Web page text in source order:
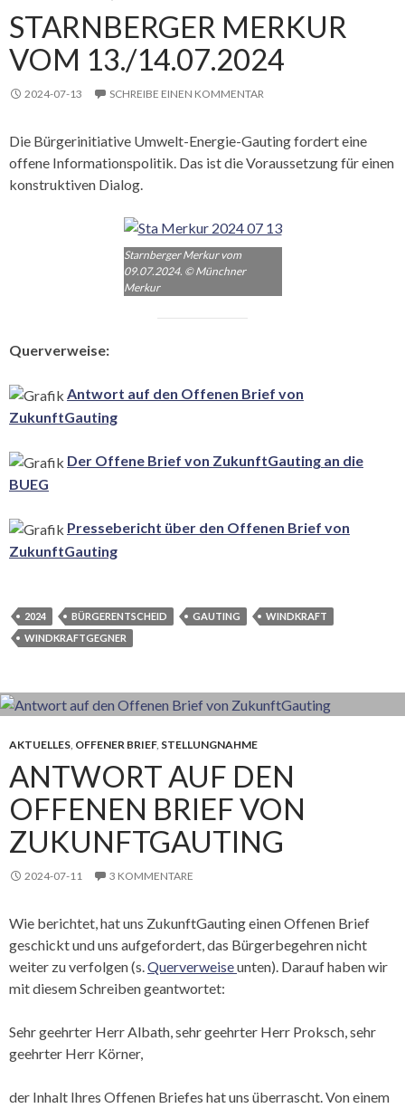
STARNBERGER MERKUR
VOM 13./14.07.2024
2024-07-13 SCHREIBE EINEN KOMMENTAR
Die Bürgerinitiative Umwelt-Energie-Gauting fordert eine
offene Informationspolitik. Das ist die Voraussetzung für einen
konstruktiven Dialog.
Starnberger Merkur vom
09.07.2024. © Münchner
Merkur
Querverweise:
Antwort auf den Offenen Brief von
ZukunftGauting
Der Offene Brief von ZukunftGauting an die
BUEG
Pressebericht über den Offenen Brief von
ZukunftGauting
2024 BÜRGERENTSCHEID GAUTING
WINDKRAFT
WINDKRAFTGEGNER
AKTUELLES OFFENER BRIEF, STELLUNGNAHME
ANTWORT AUF DEN
OFFENEN BRIEF VON
ZUKUNFTGAUTING
2024-07-11 3 KOMMENTARE
Wie berichtet, hat uns ZukunftGauting einen Offenen Brief
geschickt und uns aufgefordert, das Bürgerbegehren nicht
weiter zu verfolgen (s. Querverweiseunten). Darauf haben wir
mit diesem Schreiben geantwortet:
Sehr geehrter Herr Albath, sehr geehrter Herr Proksch, sehr
geehrter Herr Körner,
der Inhalt Ihres Offenen Briefes hat uns überrascht. Von einem